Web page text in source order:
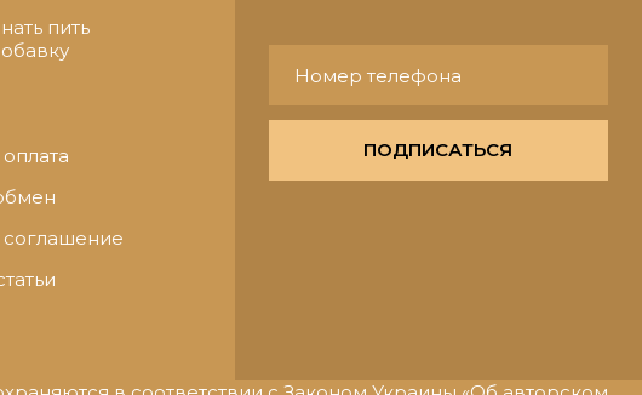
пить
ПОДПИСАТЬСЯ